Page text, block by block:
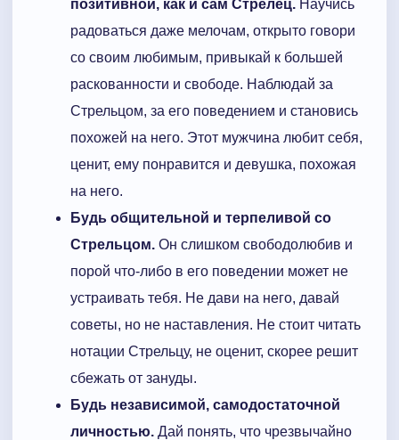
позитивной, как и сам Стрелец. Научись
радоваться даже мелочам, открыто говори
со своим любимым, привыкай к большей
раскованности и свободе. Наблюдай за
Стрельцом, за его поведением и становись
похожей на него. Этот мужчина любит себя,
ценит, ему понравится и девушка, похожая
на него.
Будь общительной и терпеливой со
Стрельцом. Он слишком свободолюбив и
порой что-либо в его поведении может не
устраивать тебя. Не дави на него, давай
советы, но не наставления. Не стоит читать
нотации Стрельцу, не оценит, скорее решит
сбежать от зануды.
Будь независимой, самодостаточной
личностью. Дай понять, что чрезвычайно